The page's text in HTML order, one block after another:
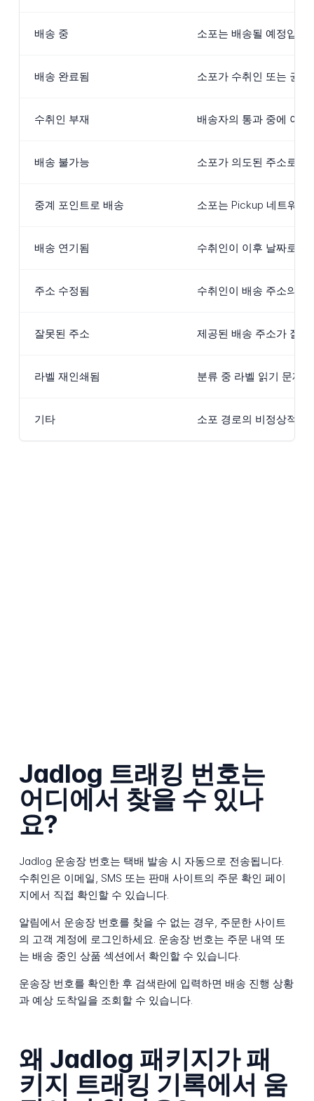
배송 중 소포는 배송될 예정입니
배송 완료됨 소포가 수취인 또는 권
수취인 부재 배송자의 통과 중에 아
배송 불가능 소포가 의도된 주소로
중계 포인트로 배송 소포는 Pickup 네트워크
배송 연기됨 수취인이 이후 날짜로
주소 수정됨 수취인이 배송 주소의
잘못된 주소 제공된 배송 주소가 잘
라벨 재인쇄됨 분류 중 라벨 읽기 문제
기타 소포 경로의 비정상적인
Jadlog 트래킹 번호는
어디에서 찾을 수 있나
요?
Jadlog 운송장 번호는 택배 발송 시 자동으로 전송됩니다.
수취인은 이메일, SMS 또는 판매 사이트의 주문 확인 페이
지에서 직접 확인할 수 있습니다.
알림에서 운송장 번호를 찾을 수 없는 경우, 주문한 사이트
의 고객 계정에 로그인하세요. 운송장 번호는 주문 내역 또
는 배송 중인 상품 섹션에서 확인할 수 있습니다.
운송장 번호를 확인한 후 검색란에 입력하면 배송 진행 상황
과 예상 도착일을 조회할 수 있습니다.
왜 Jadlog 패키지가 패
키지 트래킹 기록에서 움